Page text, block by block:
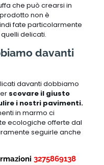
che può crearsi in
non è
fate particolarmente
delicati.
davanti
davanti dobbiamo
scovare il giusto
i nostri pavimenti.
in marmo ci
ecologiche offerte dal
seguirle anche
3275869138